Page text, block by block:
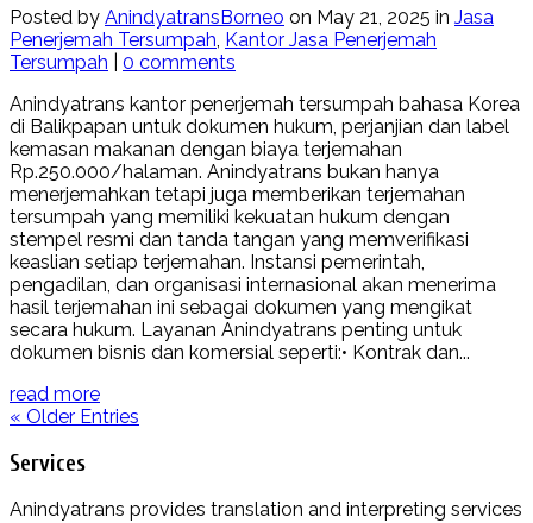
Posted by AnindyatransBorneo on May 21, 2025 in Jasa
Penerjemah Tersumpah, Kantor Jasa Penerjemah
Tersumpah
0 comments
Anindyatrans kantor penerjemah tersumpah bahasa Korea
di Balikpapan untuk dokumen hukum, perjanjian dan label
kemasan makanan dengan biaya terjemahan
Rp.250.000/halaman. Anindyatrans bukan hanya
menerjemahkan tetapi juga memberikan terjemahan
tersumpah yang memiliki kekuatan hukum dengan
stempel resmi dan tanda tangan yang memverifikasi
keaslian setiap terjemahan. Instansi pemerintah,
pengadilan, dan organisasi internasional akan menerima
hasil terjemahan ini sebagai dokumen yang mengikat
secara hukum. Layanan Anindyatrans penting untuk
dokumen bisnis dan komersial seperti:• Kontrak dan...
read more
« Older Entries
Services
Anindyatrans provides translation and interpreting services